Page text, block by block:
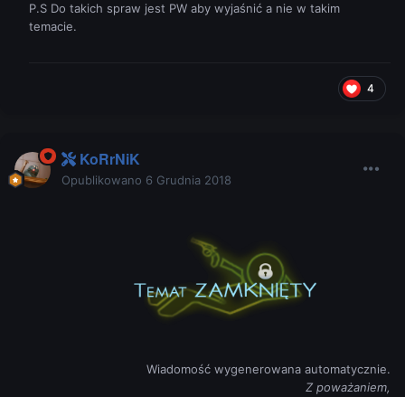
P.S Do takich spraw jest PW aby wyjaśnić a nie w takim
temacie.
4
KoRrNiK
Opublikowano 6 Grudnia 2018
Wiadomość wygenerowana automatycznie.
Z poważaniem,